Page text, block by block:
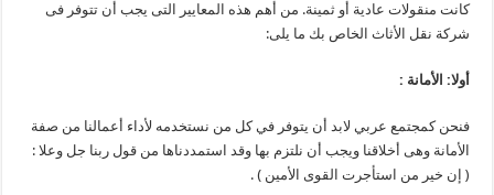
كانت منقولات عادية أو ثمينة. من أهم هذه المعايير التى يجب أن تتوفر فى
شركة نقل الأثاث الخاص بك ما يلى:
أولا: الأمانة :
فنحن كمجتمع عربي لابد أن يتوفر في كل من نستخدمه لأداء أعمالنا من صفة
الأمانة وهى أخلاقنا ويجب أن نلتزم بها وقد استمددناها من قول ربنا جل وعلا :
( إن خير من استأجرت القوى الأمين ) .